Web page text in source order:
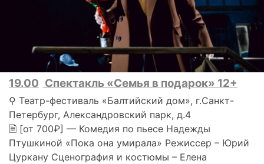
19.00 Спектакль «Семья в подарок» 12+
⚲ Театр-фестиваль «Балтийский дом», г.Санкт-
Петербург, Александровский парк, д.4
🗎 [от 700₽] — Комедия по пьесе Надежды
Птушкиной «Пока она умирала» Режиссер – Юрий
Цуркану Сценография и костюмы – Елена